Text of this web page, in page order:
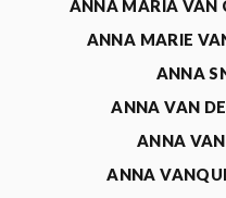
ANNA MARIA VAN
ANNA MARIE
ANNA
ANNA VAN
ANNA
ANNA